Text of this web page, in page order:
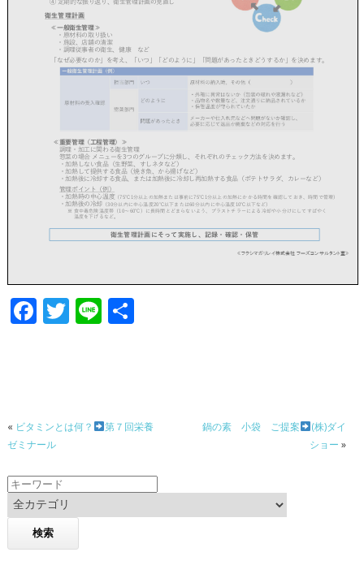
F
o
o
k
T Li 共
« ビタミンとは何？
第７回栄養
ゼミナール
鍋の素 小袋 ご提案
(株)ダイ
ショー »